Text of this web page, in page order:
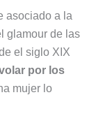
asociado a la
glamour de las
el siglo XIX
por los
mujer lo